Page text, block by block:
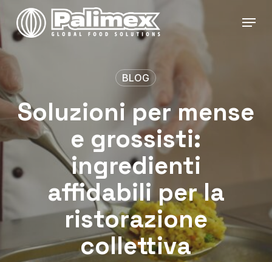
Skip
to
main
content
Menu
BLOG
Soluzioni per mense
e grossisti:
ingredienti
affidabili per la
ristorazione
collettiva